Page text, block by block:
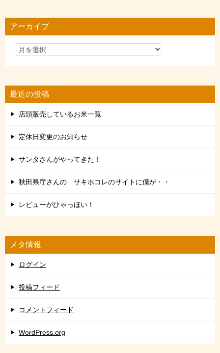
リ
アーカイブ
最近の投稿
店頭販売しているお米一覧
定休日変更のお知らせ
サンタさんがやってきた！
秋田県庁さんの サキホコレのサイトに僕が・・
レビューがひゃっほい！
メタ情報
ログイン
投稿フィード
コメントフィード
WordPress.org